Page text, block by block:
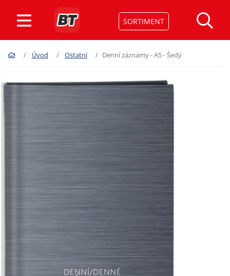
SORTIMENT
Úvod Ostatní Denní záznamy - A5 - Šedý